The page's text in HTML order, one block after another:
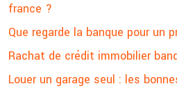
france ?
Que regarde la banque pour un
Rachat de crédit immobilier
Louer un garage seul : les